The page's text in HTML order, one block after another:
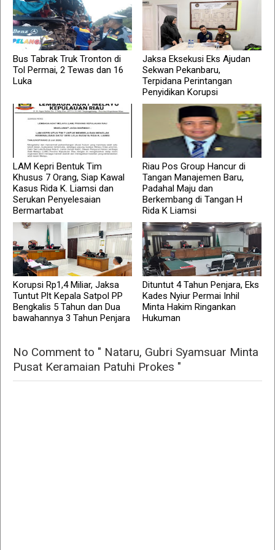
Bus Tabrak Truk Tronton di
Tol Permai, 2 Tewas dan 16
Luka
Jaksa Eksekusi Eks Ajudan
Sekwan Pekanbaru,
Terpidana Perintangan
Penyidikan Korupsi
LAM Kepri Bentuk Tim
Khusus 7 Orang, Siap Kawal
Kasus Rida K. Liamsi dan
Serukan Penyelesaian
Bermartabat
Riau Pos Group Hancur di
Tangan Manajemen Baru,
Padahal Maju dan
Berkembang di Tangan H
Rida K Liamsi
Korupsi Rp1,4 Miliar, Jaksa
Tuntut Plt Kepala Satpol PP
Bengkalis 5 Tahun dan Dua
bawahannya 3 Tahun Penjara
Dituntut 4 Tahun Penjara, Eks
Kades Nyiur Permai Inhil
Minta Hakim Ringankan
Hukuman
No Comment to " Nataru, Gubri Syamsuar Minta
Pusat Keramaian Patuhi Prokes "